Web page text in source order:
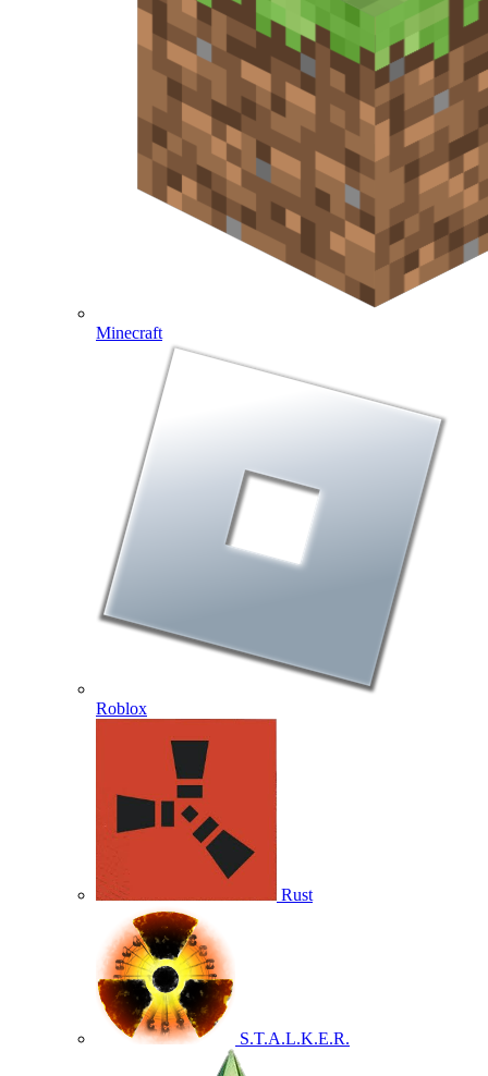
Minecraft
Roblox
Rust
S.T.A.L.K.E.R.